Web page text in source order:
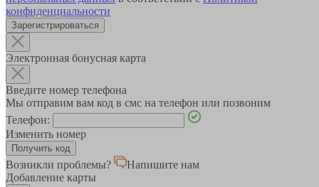
конфиденциальности
Зарегистрироваться
Электронная бонусная карта
Введите номер телефона
Мы отправим вам код в смс на телефон или позвоним
Телефон:
Изменить номер
Возникли проблемы?
Напишите нам
Добавление карты